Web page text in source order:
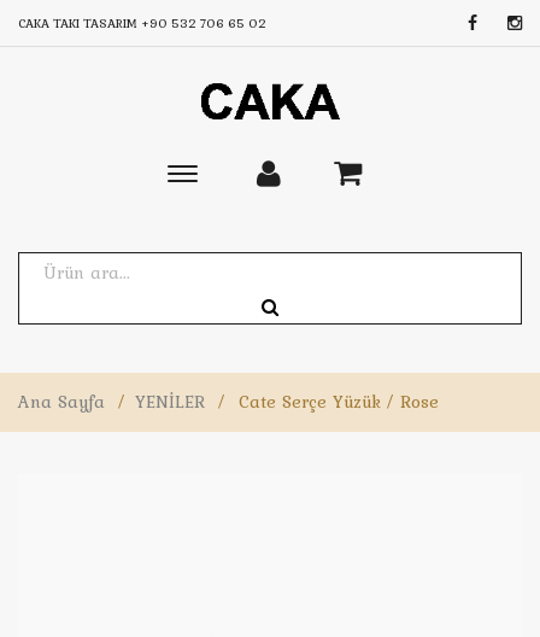
CAKA TAKI TASARIM +90 532 706 65 02
Toggle
Ana Sayfa / YENİLER / Cate Serçe Yüzük / Rose